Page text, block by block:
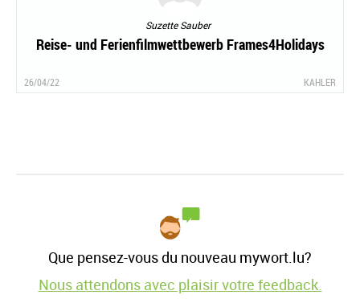
Suzette Sauber
Reise- und Ferienfilmwettbewerb Frames4Holidays
26/04/22 KAHLER
Que pensez-vous du nouveau mywort.lu?
Nous attendons avec plaisir votre feedback.